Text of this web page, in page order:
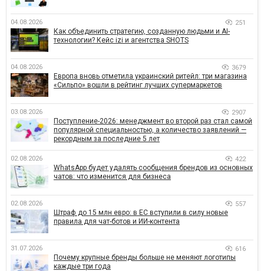
04.08.2026 251
Как объединить стратегию, созданную людьми и AI-
технологии? Кейс izi и агентства SHOTS
04.08.2026 3679
Европа вновь отметила украинский ритейл: три магазина
«Сильпо» вошли в рейтинг лучших супермаркетов
03.08.2026 2907
Поступление-2026: менеджмент во второй раз стал самой
популярной специальностью, а количество заявлений —
рекордным за последние 5 лет
02.08.2026 422
WhatsApp будет удалять сообщения брендов из основных
чатов: что изменится для бизнеса
02.08.2026 557
Штраф до 15 млн евро: в ЕС вступили в силу новые
правила для чат-ботов и ИИ-контента
31.07.2026 616
Почему крупные бренды больше не меняют логотипы
каждые три года